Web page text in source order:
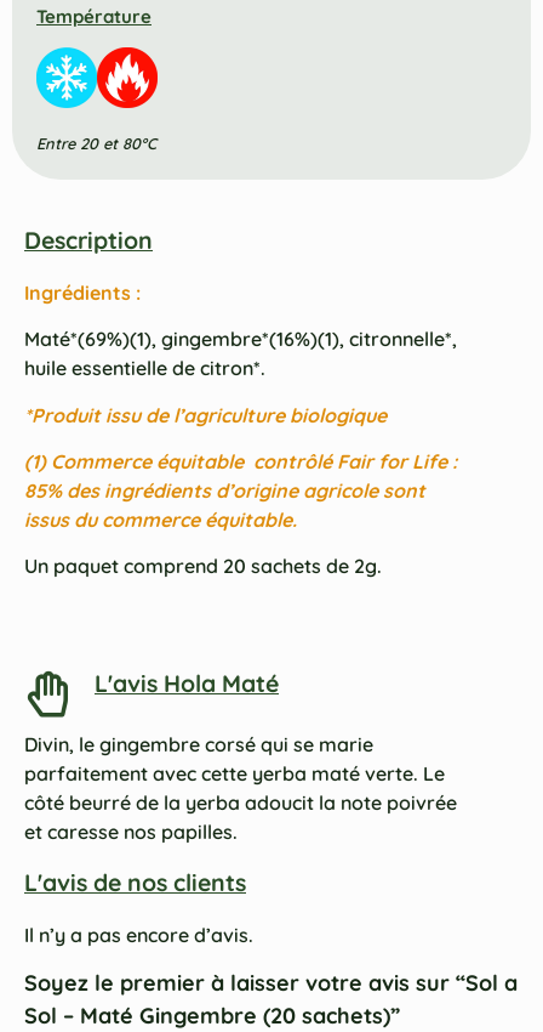
Température
Entre 20 et 80°C
Description
Ingrédients :
Maté*(69%)(1), gingembre*(16%)(1), citronnelle*,
huile essentielle de citron*.
*Produit issu de l’agriculture biologique
(1) Commerce équitable contrôlé Fair for Life :
85% des ingrédients d’origine agricole sont
issus du commerce équitable.
Un paquet comprend 20 sachets de 2g.
L'avis Hola Maté
Divin, le gingembre corsé qui se marie
parfaitement avec cette yerba maté verte. Le
côté beurré de la yerba adoucit la note poivrée
et caresse nos papilles.
L'avis de nos clients
Il n’y a pas encore d’avis.
Soyez le premier à laisser votre avis sur “Sol a
Sol – Maté Gingembre (20 sachets)”